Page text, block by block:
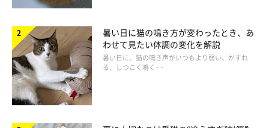
・猫の気持ちが強いほど、しっぽの振り方も強くなる！？
猫は苛立ちがつのると、しっぽを叩き付けて音を立て、相手に気
付かせようとしているという説もあります。また、苛立つほど、
叩き付けるテンポも速くなるといわれています。
暑い日に猫の鳴き方が変わったとき、あ
わせて見たい体調の変化を解説
暑い日に、猫の鳴き声がいつもより弱い、かすれ
る、しつこく鳴く …